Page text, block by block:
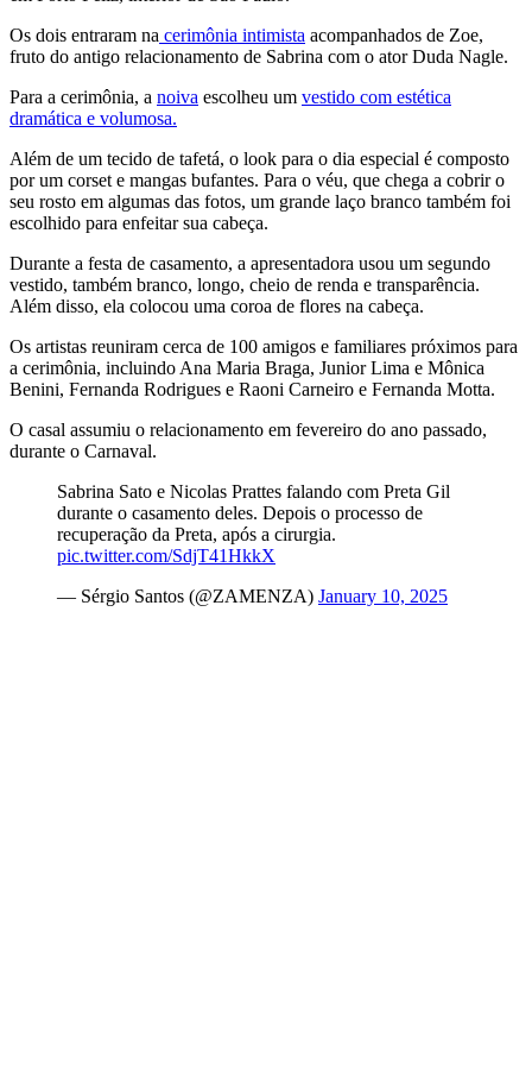
Os dois entraram na cerimônia intimista acompanhados de Zoe,
fruto do antigo relacionamento de Sabrina com o ator Duda Nagle.
Para a cerimônia, a noiva escolheu um vestido com estética
dramática e volumosa.
Além de um tecido de tafetá, o look para o dia especial é composto
por um corset e mangas bufantes. Para o véu, que chega a cobrir o
seu rosto em algumas das fotos, um grande laço branco também foi
escolhido para enfeitar sua cabeça.
Durante a festa de casamento, a apresentadora usou um segundo
vestido, também branco, longo, cheio de renda e transparência.
Além disso, ela colocou uma coroa de flores na cabeça.
Os artistas reuniram cerca de 100 amigos e familiares próximos para
a cerimônia, incluindo Ana Maria Braga, Junior Lima e Mônica
Benini, Fernanda Rodrigues e Raoni Carneiro e Fernanda Motta.
O casal assumiu o relacionamento em fevereiro do ano passado,
durante o Carnaval.
Sabrina Sato e Nicolas Prattes falando com Preta Gil
durante o casamento deles. Depois o processo de
recuperação da Preta, após a cirurgia.
pic.twitter.com/SdjT41HkkX
— Sérgio Santos (@ZAMENZA) January 10, 2025